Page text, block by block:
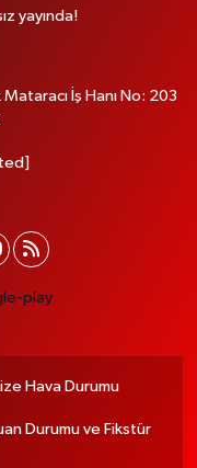
yayında!
İş Hanı No: 203
Hava Durumu
Durumu ve Fikstür